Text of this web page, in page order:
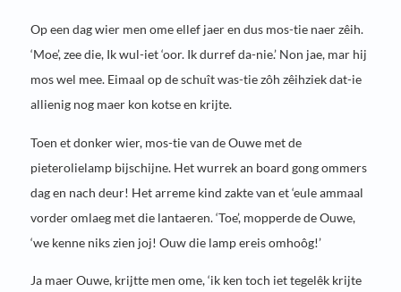
Op een dag wier men ome ellef jaer en dus mos-tie naer zêih.
‘Moe’, zee die, Ik wul-iet ‘oor. Ik durref da-nie.’ Non jae, mar hij
mos wel mee. Eimaal op de schuît was-tie zôh zêihziek dat-ie
allienig nog maer kon kotse en krijte.
Toen et donker wier, mos-tie van de Ouwe met de
pieterolielamp bijschijne. Het wurrek an board gong ommers
dag en nach deur! Het arreme kind zakte van et ‘eule ammaal
vorder omlaeg met die lantaeren. ‘Toe’, mopperde de Ouwe,
‘we kenne niks zien joj! Ouw die lamp ereis omhoôg!’
Ja maer Ouwe, krijtte men ome, ‘ik ken toch iet tegelêk krijte